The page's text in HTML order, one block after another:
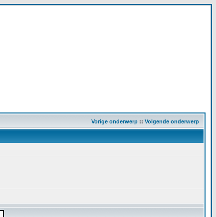
Vorige onderwerp :: Volgende onderwerp